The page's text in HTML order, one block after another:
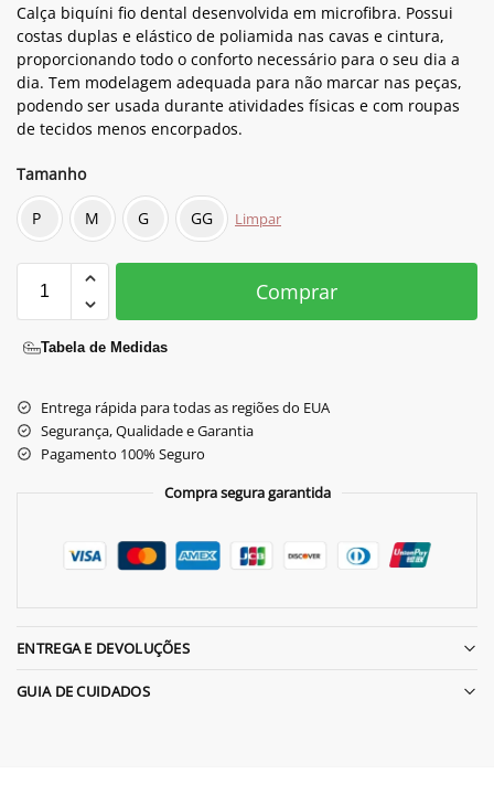
Calça biquíni fio dental desenvolvida em microfibra. Possui
costas duplas e elástico de poliamida nas cavas e cintura,
proporcionando todo o conforto necessário para o seu dia a
dia. Tem modelagem adequada para não marcar nas peças,
podendo ser usada durante atividades físicas e com roupas
de tecidos menos encorpados.
Tamanho
P M G GG Limpar
Comprar
Tabela de Medidas
Entrega rápida para todas as regiões do EUA
Segurança, Qualidade e Garantia
Pagamento 100% Seguro
Compra segura garantida
ENTREGA E DEVOLUÇÕES
GUIA DE CUIDADOS